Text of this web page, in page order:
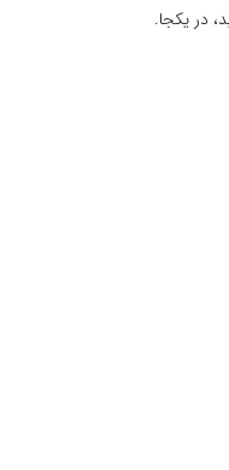
در یکجا.